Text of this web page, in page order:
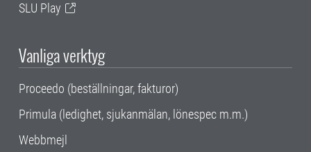
SLU Play
Vanliga verktyg
Proceedo (beställningar, fakturor)
Primula (ledighet, sjukanmälan, lönespec m.m.)
Webbmejl